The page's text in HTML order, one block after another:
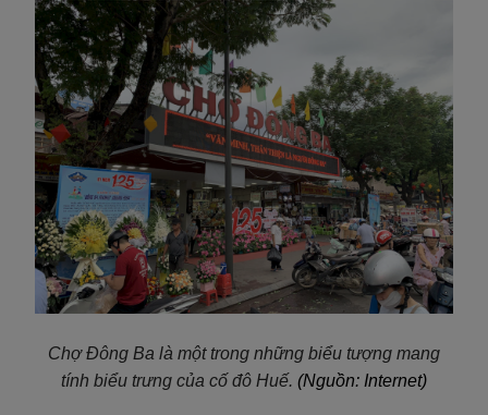
Chợ Đông Ba là một trong những biểu tượng mang
tính biểu trưng của cố đô Huế. (Nguồn: Internet)